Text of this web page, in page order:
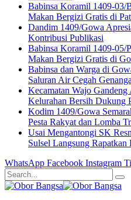
Babinsa Koramil 1409-03/
Makan Bergizi Gratis di
Dandim 1409/Gowa
Kontribusi Publikasi
Babinsa Koramil 1409-05/
Makan Bergizi Gratis di
Babinsa dan Warga di
Saluran Air Cegah
Kecamatan Wajo
Kelurahan Bersih Dukung
Kodim 1409/Gowa
Pesta Rakyat dan Lomba
Usai Mengantongi SK
Sulsel Langsung Rapatkan
WhatsApp Facebook Instagram